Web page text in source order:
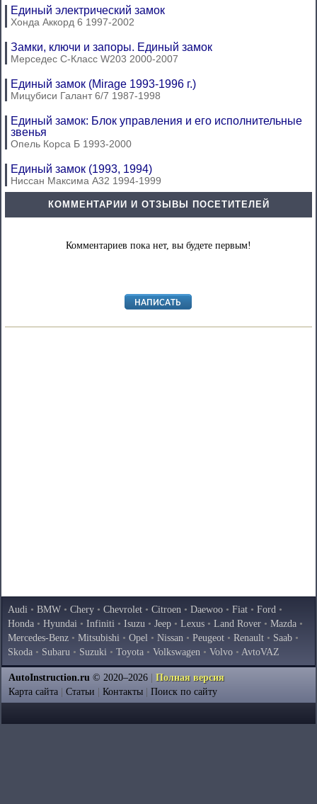
Единый электрический замок
Хонда Аккорд 6 1997-2002
Замки, ключи и запоры. Единый замок
Мерседес C-Класс W203 2000-2007
Единый замок (Mirage 1993-1996 г.)
Мицубиси Галант 6/7 1987-1998
Единый замок: Блок управления и его исполнительные
звенья
Опель Корса Б 1993-2000
Единый замок (1993, 1994)
Ниссан Максима А32 1994-1999
КОММЕНТАРИИ И ОТЗЫВЫ ПОСЕТИТЕЛЕЙ
Комментариев пока нет, вы будете первым!
Audi • BMW • Chery • Chevrolet • Citroen • Daewoo • Fiat • Ford •
Honda • Hyundai • Infiniti • Isuzu • Jeep • Lexus • Land Rover • Mazda •
Mercedes-Benz • Mitsubishi • Opel • Nissan • Peugeot • Renault • Saab •
Skoda • Subaru • Suzuki • Toyota • Volkswagen • Volvo • AvtoVAZ
AutoInstruction.ru © 2020–2026
Полная версия
Карта сайта
Статьи Контакты Поиск по сайту